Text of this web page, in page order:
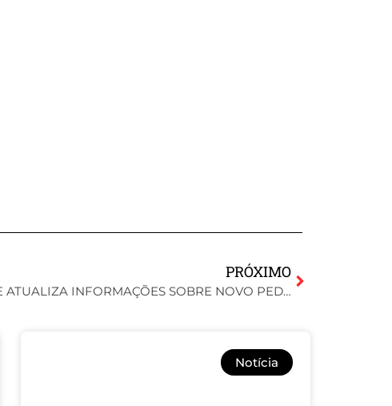
PRÓXIMO
SECRETÁRIO DE SAÚDE ATUALIZA INFORMAÇÕES SOBRE NOVO PEDIATRA E ORGANIZAÇÃO DE ATENDIMENTOS
Notícia